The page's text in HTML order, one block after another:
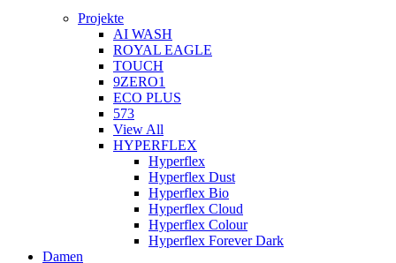
Projekte
AI WASH
ROYAL EAGLE
TOUCH
9ZERO1
ECO PLUS
573
View All
HYPERFLEX
Hyperflex
Hyperflex Dust
Hyperflex Bio
Hyperflex Cloud
Hyperflex Colour
Hyperflex Forever Dark
Damen